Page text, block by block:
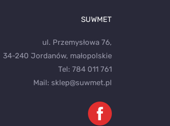
SUWMET
ul. Przemysłowa 76,
34-240 Jordanów, małopolskie
Tel: 784 011 761
Mail: sklep@suwmet.pl